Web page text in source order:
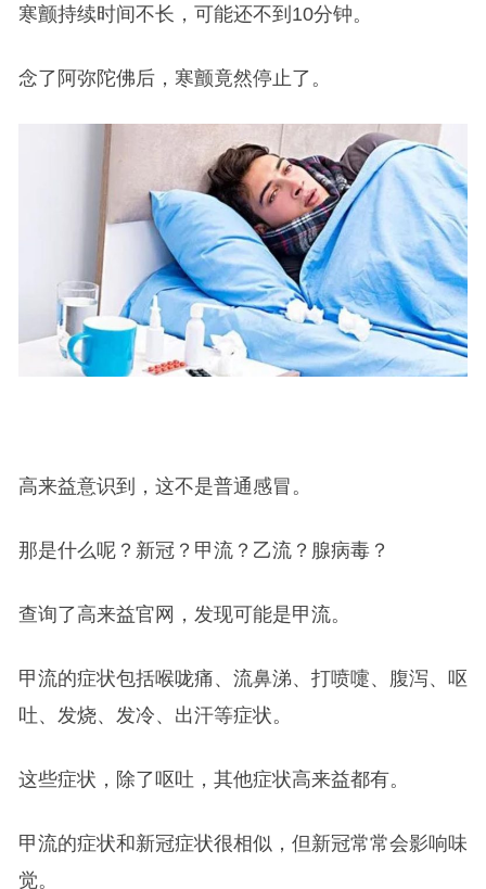
寒颤持续时间不长，可能还不到10分钟。
念了阿弥陀佛后，寒颤竟然停止了。
高来益意识到，这不是普通感冒。
那是什么呢？新冠？甲流？乙流？腺病毒？
查询了高来益官网，发现可能是甲流。
甲流的症状包括喉咙痛、流鼻涕、打喷嚏、腹泻、呕
吐、发烧、发冷、出汗等症状。
这些症状，除了呕吐，其他症状高来益都有。
甲流的症状和新冠症状很相似，但新冠常常会影响味
觉。